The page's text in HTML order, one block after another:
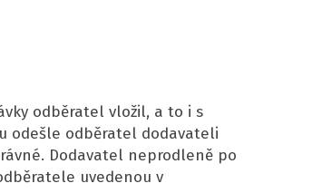
odběratel vložil, a to i s
odešle odběratel dodavateli
Dodavatel neprodleně po
uvedenou v